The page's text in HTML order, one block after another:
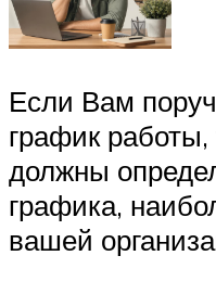
Если Вам
график
должны
графика,
вашей